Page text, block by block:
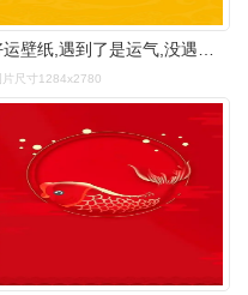
片尺寸1284x2780